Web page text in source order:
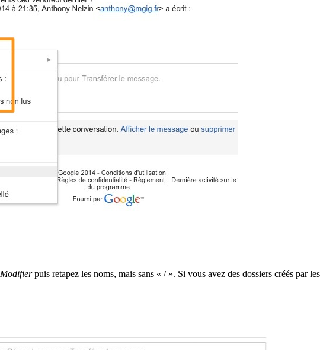
Modifierpuis retapez les noms, mais sans « / ». Si vous avez des dossiers créés